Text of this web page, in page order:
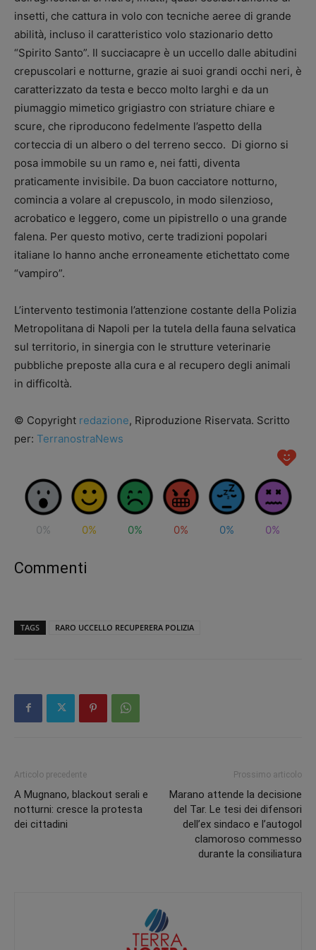
insetti, che cattura in volo con tecniche aeree di grande
abilità, incluso il caratteristico volo stazionario detto
“Spirito Santo”. Il succiacapre è un uccello dalle abitudini
crepuscolari e notturne, grazie ai suoi grandi occhi neri, è
caratterizzato da testa e becco molto larghi e da un
piumaggio mimetico grigiastro con striature chiare e
scure, che riproducono fedelmente l’aspetto della
corteccia di un albero o del terreno secco. Di giorno si
posa immobile su un ramo e, nei fatti, diventa
praticamente invisibile. Da buon cacciatore notturno,
comincia a volare al crepuscolo, in modo silenzioso,
acrobatico e leggero, come un pipistrello o una grande
falena. Per questo motivo, certe tradizioni popolari
italiane lo hanno anche erroneamente etichettato come
“vampiro”.
L’intervento testimonia l’attenzione costante della Polizia
Metropolitana di Napoli per la tutela della fauna selvatica
sul territorio, in sinergia con le strutture veterinarie
pubbliche preposte alla cura e al recupero degli animali
in difficoltà.
© Copyright redazione, Riproduzione Riservata. Scritto
per: TerranostraNews
0% 0% 0% 0% 0% 0%
Commenti
TAGS RARO UCCELLO RECUPERERA POLIZIA
Articolo precedente
A Mugnano, blackout serali e
notturni: cresce la protesta
dei cittadini
Prossimo articolo
Marano attende la decisione
del Tar. Le tesi dei difensori
dell’ex sindaco e l’autogol
clamoroso commesso
durante la consiliatura